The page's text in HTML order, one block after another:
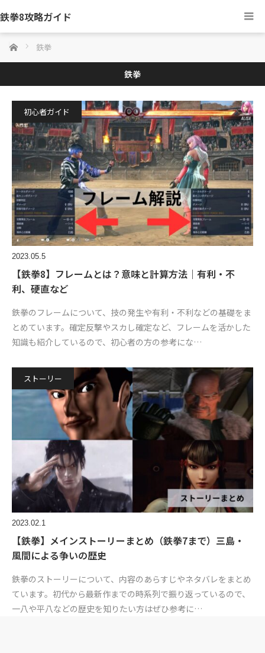
鉄拳8攻略ガイド
ホーム 鉄拳
鉄拳
初心者ガイド
2023.05.5
【鉄拳8】フレームとは？意味と計算方法｜有利・不
利、硬直など
鉄拳のフレームについて、技の発生や有利・不利などの基礎をま
とめています。確定反撃やスカし確定など、フレームを活かした
知識も紹介しているので、初心者の方の参考にな…
ストーリー
2023.02.1
【鉄拳】メインストーリーまとめ（鉄拳7まで）三島・
風間による争いの歴史
鉄拳のストーリーについて、内容のあらすじやネタバレをまとめ
ています。初代から最新作までの時系列で振り返っているので、
一八や平八などの歴史を知りたい方はぜひ参考に…